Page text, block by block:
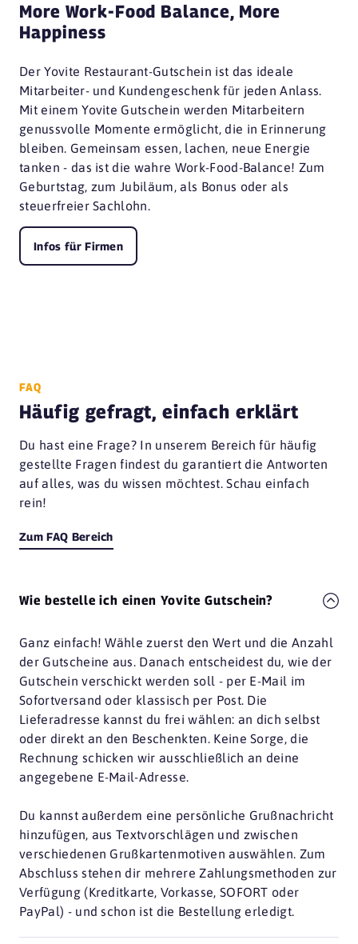
More Work-Food Balance, More
Happiness
Der Yovite Restaurant-Gutschein ist das ideale
Mitarbeiter- und Kundengeschenk für jeden Anlass.
Mit einem Yovite Gutschein werden Mitarbeitern
genussvolle Momente ermöglicht, die in Erinnerung
bleiben. Gemeinsam essen, lachen, neue Energie
tanken - das ist die wahre Work-Food-Balance! Zum
Geburtstag, zum Jubiläum, als Bonus oder als
steuerfreier Sachlohn.
Infos für Firmen
FAQ
Häufig gefragt, einfach erklärt
Du hast eine Frage? In unserem Bereich für häufig
gestellte Fragen findest du garantiert die Antworten
auf alles, was du wissen möchtest. Schau einfach
rein!
Zum FAQ Bereich
Wie bestelle ich einen Yovite Gutschein?
Ganz einfach! Wähle zuerst den Wert und die Anzahl
der Gutscheine aus. Danach entscheidest du, wie der
Gutschein verschickt werden soll - per E-Mail im
Sofortversand oder klassisch per Post. Die
Lieferadresse kannst du frei wählen: an dich selbst
oder direkt an den Beschenkten. Keine Sorge, die
Rechnung schicken wir ausschließlich an deine
angegebene E-Mail-Adresse.
Du kannst außerdem eine persönliche Grußnachricht
hinzufügen, aus Textvorschlägen und zwischen
verschiedenen Grußkartenmotiven auswählen. Zum
Abschluss stehen dir mehrere Zahlungsmethoden zur
Verfügung (Kreditkarte, Vorkasse, SOFORT oder
PayPal) - und schon ist die Bestellung erledigt.